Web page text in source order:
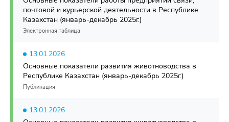
почтовой и курьерской деятельности в Республике
Казахстан (январь-декабрь 2025г.)
Электронная таблица
13.01.2026
Основные показатели развития животноводства в
Республике Казахстан (январь-декабрь 2025г.)
Публикация
13.01.2026